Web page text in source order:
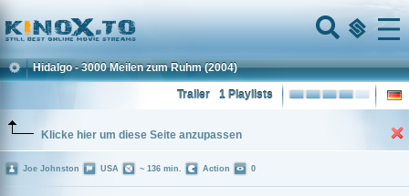
Home
Menu
Hidalgo - 3000 Meilen zum Ruhm (2004)
1 Playlists
Trailer
Klicke hier um diese Seite anzupassen
Joe Johnston USA ~ 136 min. Action 0